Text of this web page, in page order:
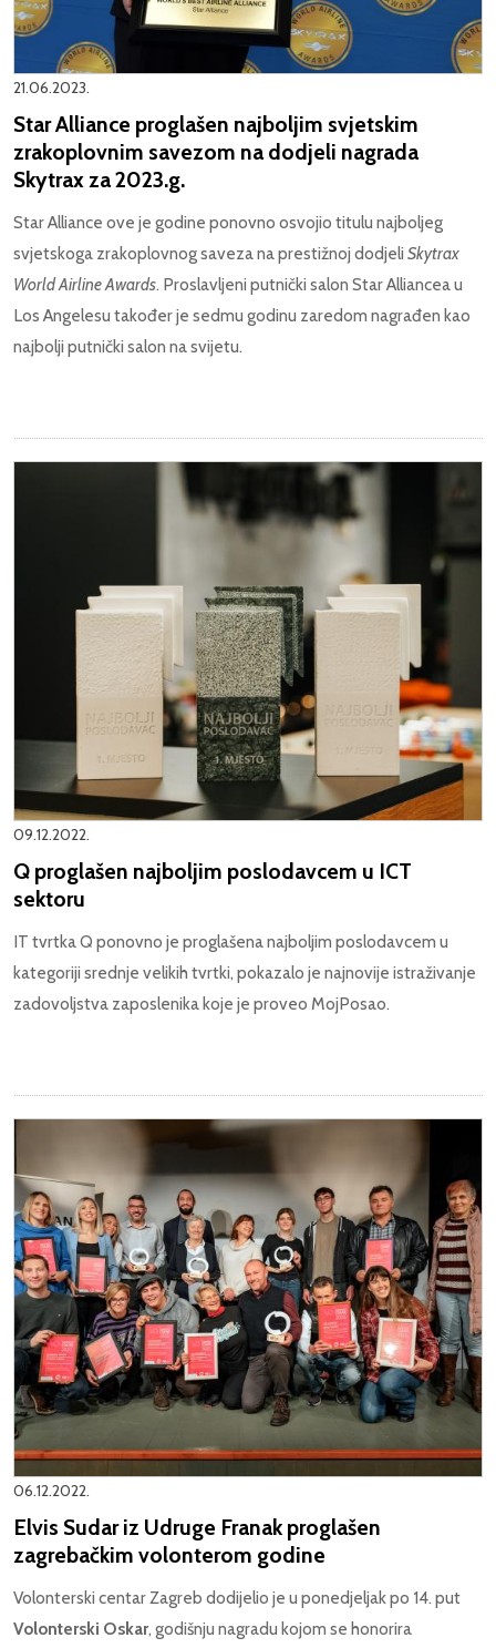
21.06.2023.
Star Alliance proglašen najboljim svjetskim
zrakoplovnim savezom na dodjeli nagrada
Skytrax za 2023.g.
Star Alliance ove je godine ponovno osvojio titulu najboljeg
svjetskoga zrakoplovnog saveza na prestižnoj dodjeli Skytrax
World Airline Awards. Proslavljeni putnički salon Star Alliancea u
Los Angelesu također je sedmu godinu zaredom nagrađen kao
najbolji putnički salon na svijetu.
09.12.2022.
Q proglašen najboljim poslodavcem u ICT
sektoru
IT tvrtka Q ponovno je proglašena najboljim poslodavcem u
kategoriji srednje velikih tvrtki, pokazalo je najnovije istraživanje
zadovoljstva zaposlenika koje je proveo MojPosao.
06.12.2022.
Elvis Sudar iz Udruge Franak proglašen
zagrebačkim volonterom godine
Volonterski centar Zagreb dodijelio je u ponedjeljak po 14. put
Volonterski Oskar, godišnju nagradu kojom se honorira